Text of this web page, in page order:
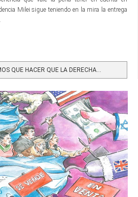
Milei sigue teniendo en la mira la entrega
QUE HACER QUE LA DERECHA...